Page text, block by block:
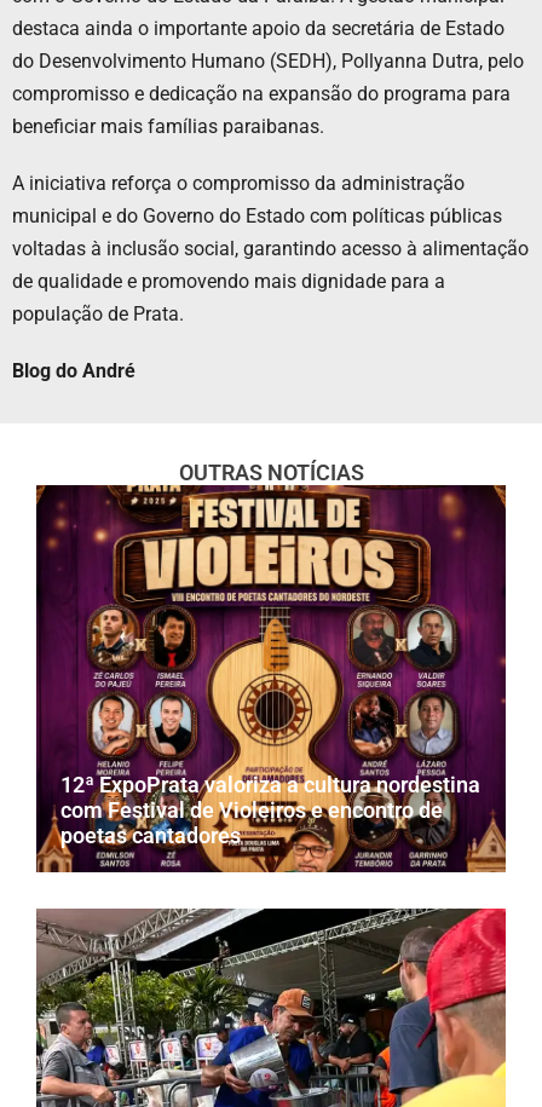
destaca ainda o importante apoio da secretária de Estado
do Desenvolvimento Humano (SEDH), Pollyanna Dutra, pelo
compromisso e dedicação na expansão do programa para
beneficiar mais famílias paraibanas.
A iniciativa reforça o compromisso da administração
municipal e do Governo do Estado com políticas públicas
voltadas à inclusão social, garantindo acesso à alimentação
de qualidade e promovendo mais dignidade para a
população de Prata.
Blog do André
OUTRAS NOTÍCIAS
12ª ExpoPrata valoriza a cultura nordestina
com Festival de Violeiros e encontro de
poetas cantadores